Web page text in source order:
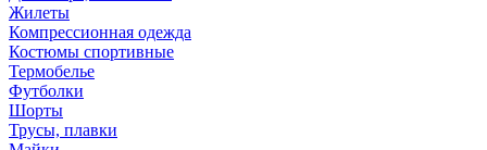
Жилеты
Компрессионная одежда
Костюмы спортивные
Термобелье
Футболки
Шорты
Трусы, плавки